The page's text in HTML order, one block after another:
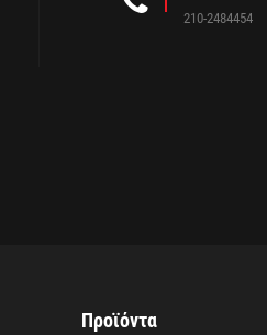
210-2484454
Προϊόντα